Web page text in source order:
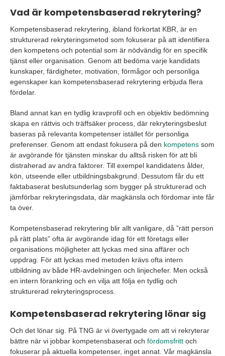
Vad är kompetensbaserad rekrytering?
Kompetensbaserad rekrytering, ibland förkortat KBR, är en
strukturerad rekryteringsmetod som fokuserar på att identifiera
den kompetens och potential som är nödvändig för en specifik
tjänst eller organisation. Genom att bedöma varje kandidats
kunskaper, färdigheter, motivation, förmågor och personliga
egenskaper kan kompetensbaserad rekrytering erbjuda flera
fördelar.
Bland annat kan en tydlig kravprofil och en objektiv bedömning
skapa en rättvis och träffsäker process, där rekryteringsbeslut
baseras på relevanta kompetenser istället för personliga
preferenser. Genom att endast fokusera på den kompetens som
är avgörande för tjänsten minskar du alltså risken för att bli
distraherad av andra faktorer. Till exempel kandidatens ålder,
kön, utseende eller utbildningsbakgrund. Dessutom får du ett
faktabaserat beslutsunderlag som bygger på strukturerad och
jämförbar rekryteringsdata, där magkänsla och fördomar inte får
ta över.
Kompetensbaserad rekrytering blir allt vanligare, då ”rätt person
på rätt plats” ofta är avgörande idag för ett företags eller
organisations möjligheter att lyckas med sina affärer och
uppdrag. För att lyckas med metoden krävs ofta intern
utbildning av både HR-avdelningen och linjechefer. Men också
en intern förankring och en vilja att följa en tydlig och
strukturerad rekryteringsprocess.
Kompetensbaserad rekrytering lönar sig
Och det lönar sig. På TNG är vi övertygade om att vi rekryterar
bättre när vi jobbar kompetensbaserat och fördomsfritt och
fokuserar på aktuella kompetenser, inget annat. Vår magkänsla